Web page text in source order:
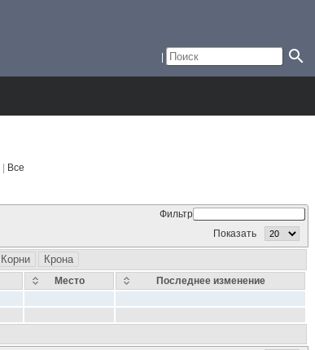
Все
Фильтр
Показать
Корни Крона
Место Последнее изменение